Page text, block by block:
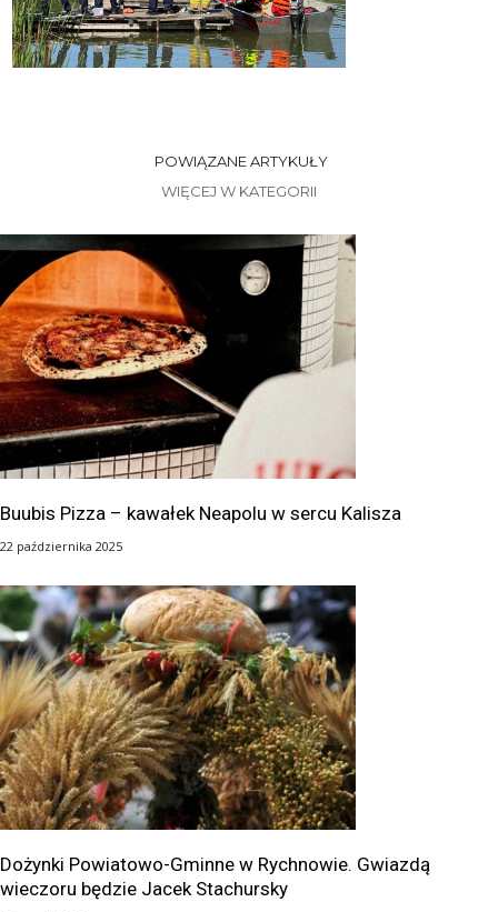
POWIĄZANE ARTYKUŁY
WIĘCEJ W KATEGORII
Buubis Pizza – kawałek Neapolu w sercu Kalisza
22 października 2025
Dożynki Powiatowo-Gminne w Rychnowie. Gwiazdą
wieczoru będzie Jacek Stachursky